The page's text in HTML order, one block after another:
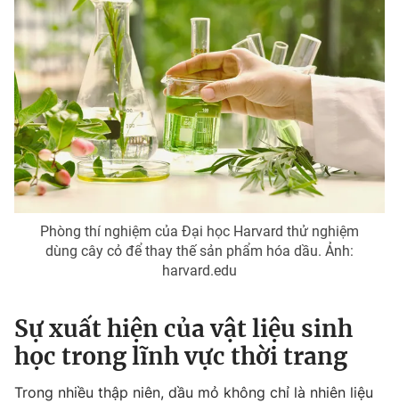
Emagazine Podcast
Photo Infographic
Video Shorts video
VTV Money VTV Thể thao
VTV Sức khoẻ Bất động sản
Tấm lòng Việt
VTV4 Vươn mình bằng AI
VTV9 VTV8
Phòng thí nghiệm của Đại học Harvard thử nghiệm
dùng cây cỏ để thay thế sản phẩm hóa dầu. Ảnh:
harvard.edu
Sự xuất hiện của vật liệu sinh
học trong lĩnh vực thời trang
Trong nhiều thập niên, dầu mỏ không chỉ là nhiên liệu